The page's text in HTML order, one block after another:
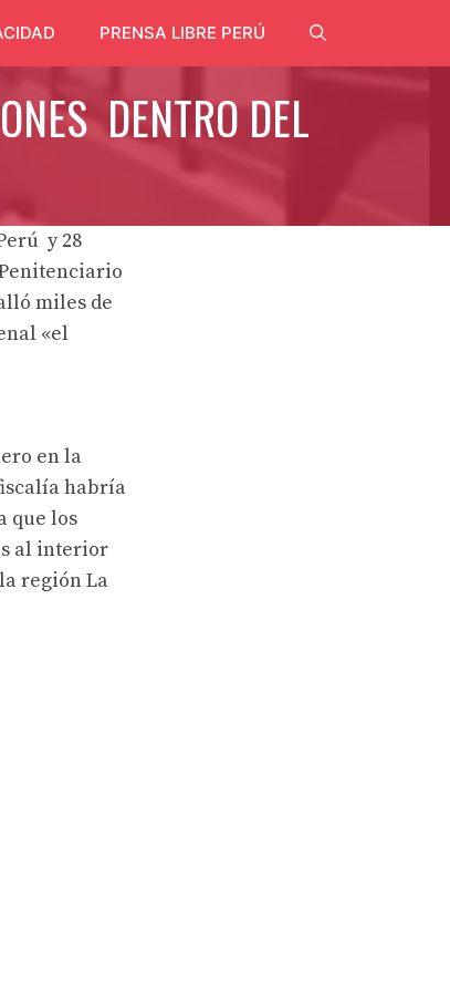
PRENSA LIBRE PERÚ
DENTRO DEL
y 28
miles de
«el
en la
habría
que los
al interior
región La